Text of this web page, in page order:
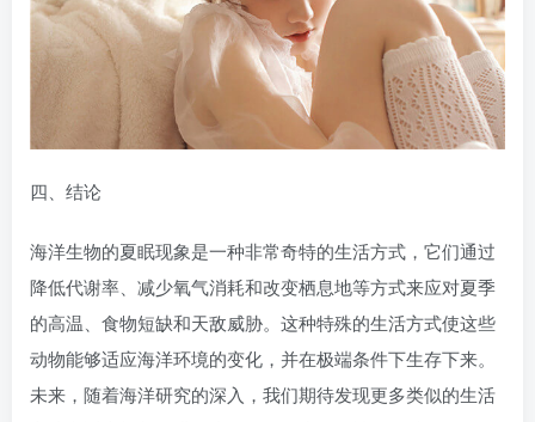
四、结论
海洋生物的夏眠现象是一种非常奇特的生活方式，它们通过
降低代谢率、减少氧气消耗和改变栖息地等方式来应对夏季
的高温、食物短缺和天敌威胁。这种特殊的生活方式使这些
动物能够适应海洋环境的变化，并在极端条件下生存下来。
未来，随着海洋研究的深入，我们期待发现更多类似的生活